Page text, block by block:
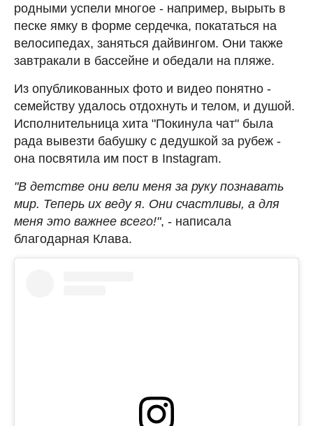
родными успели многое - например, вырыть в
песке ямку в форме сердечка, покататься на
велосипедах, заняться дайвингом. Они также
завтракали в бассейне и обедали на пляже.
Из опубликованных фото и видео понятно -
семейству удалось отдохнуть и телом, и душой.
Исполнительница хита "Покинула чат" была
рада вывезти бабушку с дедушкой за рубеж -
она посвятила им пост в Instagram.
"В детстве они вели меня за руку познавать
мир. Теперь их веду я. Они счастливы, а для
меня это важнее всего!", - написала
благодарная Клава.